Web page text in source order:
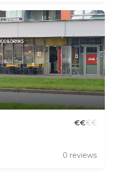
€€€€
0 reviews